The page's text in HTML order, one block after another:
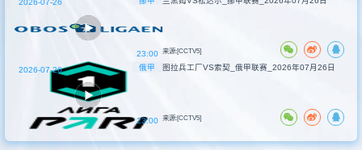
23:00
2026-07-26
来源:[CCTV5]
俄甲
23:00
2026-07-26 图拉兵工厂VS索契_俄甲联赛_2026年07月26日
来源:[CCTV5]